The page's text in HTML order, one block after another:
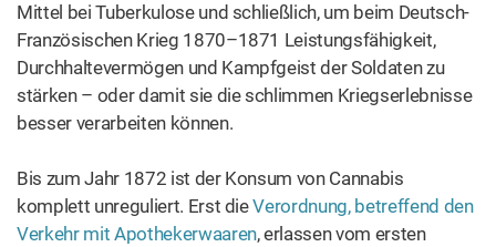
Bis zum Jahr 1872 ist der Konsum von Cannabis
komplett unreguliert. Erst die Verordnung, betreffend den
Verkehr mit Apothekerwaaren, erlassen vom ersten
deutschen Kaiser Wilhelm I., bringt eine erste Regelung zu
Cannabis in Deutschland. „Droguen und chemische
damals tatsächlich so – dürfen der Verordnung nach ab
sofort ausschließlich in Apotheken verkauft werden. Es ist
der erste Schritt in Richtung einer staatlichen Regulierung.